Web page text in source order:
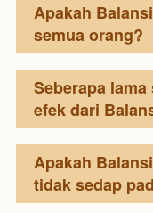
Apakah
semua orang?
Seberapa
efek dari
Apakah
tidak sedap